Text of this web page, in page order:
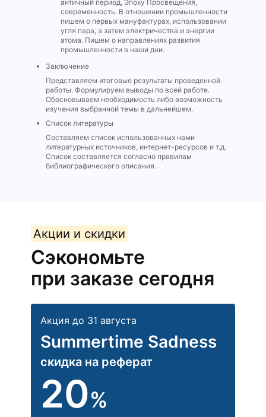
античный период, Эпоху Просвещения,
современность. В отношении промышленности
пишем о первых мануфактурах, использовании
угля пара, а затем электричества и энергии
атома. Пишем о направлениях развития
промышленности в наши дни.
Заключение
Представляем итоговые результаты проведенной
работы. Формулируем выводы по всей работе.
Обосновываем необходимость либо возможность
изучения выбранной темы в дальнейшем.
Список литературы
Составляем список использованных нами
литературных источников, интернет-ресурсов и т.д.
Список составляется согласно правилам
библиографического описания.
Акции и скидки
Сэкономьте
при заказе сегодня
Акция до 31 августа
Summertime Sadness
скидка на реферат
20%